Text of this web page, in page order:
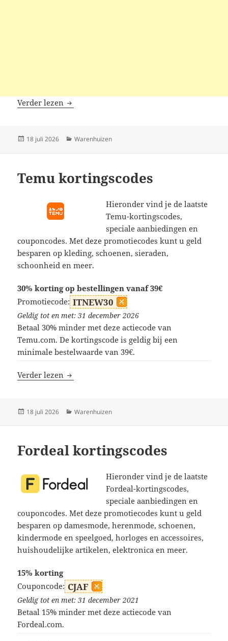
Verder lezen Vevor kortingscodes
Geplaatst
18 juli 2026 Categorieën
Warenhuizen
Temu kortingscodes
Hieronder vind je de laatste
Temu-kortingscodes,
speciale aanbiedingen en
couponcodes. Met deze promotiecodes kunt u geld
besparen op kleding, schoenen, sieraden,
schoonheid en meer.
30% korting op bestellingen vanaf 39€
Promotiecode: ITNEW30
Geldig tot en met: 31 december 2026
Betaal 30% minder met deze actiecode van
Temu.com. De kortingscode is geldig bij een
minimale bestelwaarde van 39€.
Verder lezen Temu kortingscodes
Geplaatst
18 juli 2026 Categorieën
Warenhuizen
Fordeal kortingscodes
Hieronder vind je de laatste
Fordeal-kortingscodes,
speciale aanbiedingen en
couponcodes. Met deze promotiecodes kunt u geld
besparen op damesmode, herenmode, schoenen,
kindermode en speelgoed, horloges en accessoires,
huishoudelijke artikelen, elektronica en meer.
15% korting
Couponcode: CJAF
Geldig tot en met: 31 december 2021
Betaal 15% minder met deze actiecode van
Fordeal.com.